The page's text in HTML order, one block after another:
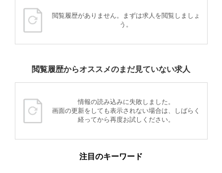
閲覧履歴がありません。まずは求人を閲覧しましょ
う。
閲覧履歴からオススメのまだ見ていない求人
情報の読み込みに失敗しました。
画面の更新をしても表示されない場合は、しばらく
経ってから再度お試しください。
注目のキーワード